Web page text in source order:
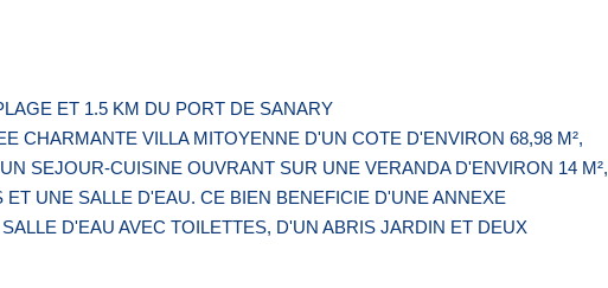
ET 1.5 KM DU PORT DE SANARY
CHARMANTE VILLA MITOYENNE D'UN COTE D'ENVIRON 68,98 M²,
SEJOUR-CUISINE OUVRANT SUR UNE VERANDA D'ENVIRON 14 M²,
UNE SALLE D'EAU. CE BIEN BENEFICIE D'UNE ANNEXE
D'EAU AVEC TOILETTES, D'UN ABRIS JARDIN ET DEUX